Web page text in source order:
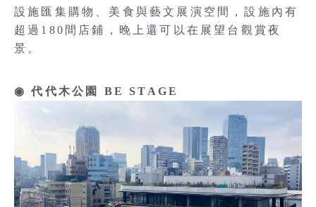
設施匯集購物、美食與藝文展演空間，設施內有
超過180間店鋪，晚上還可以在展望台觀賞夜
景。
◉ 代代木公園 BE STAGE